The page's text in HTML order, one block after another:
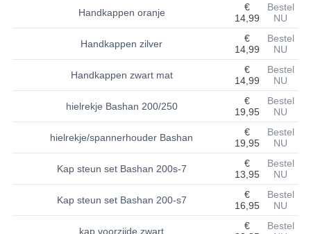
WIEL OPHANGING
WIELEN EN BANDEN
ACCESSOIRES
Handkappen oranje
€
14,99
Bestel
NU
Handkappen zilver
€
14,99
Bestel
NU
Handkappen zwart mat
€
14,99
Bestel
NU
hielrekje Bashan 200/250
€
19,95
Bestel
NU
hielrekje/spannerhouder Bashan
€
19,95
Bestel
NU
Kap steun set Bashan 200s-7
€
13,95
Bestel
NU
Kap steun set Bashan 200-s7
€
16,95
Bestel
NU
kap voorzijde zwart
€
Bestel